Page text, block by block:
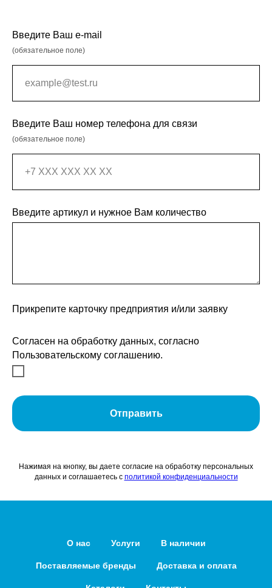
Введите Ваш e-mail
(обязательное поле)
Введите Ваш номер телефона для связи
(обязательное поле)
Введите артикул и нужное Вам количество
Прикрепите карточку предприятия и/или заявку
Согласен на обработку данных, согласно
Пользовательскому соглашению.
Отправить
Нажимая на кнопку, вы даете согласие на обработку персональных
данных и соглашаетесь c политикой конфиденциальности
О нас Услуги В наличии
Поставляемые бренды Доставка и оплата